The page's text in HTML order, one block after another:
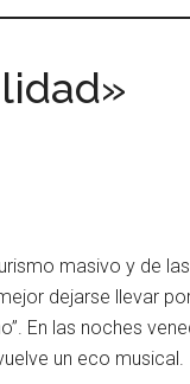
masivo y de
dejarse llevar
En las noches
un eco musical.